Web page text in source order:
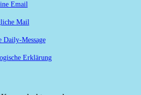
Email
Mail
Daily-Message
Erklärung